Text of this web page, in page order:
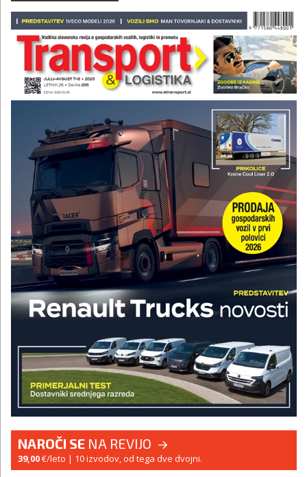
NAROČI SE NA REVIJO
39,00€/leto | 10 izvodov, od tega dve dvojni.